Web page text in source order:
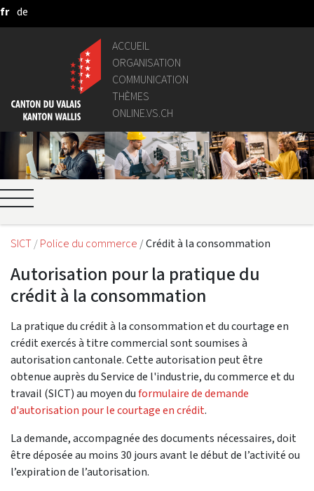
Saut au contenu principal
fr de
ACCUEIL
ORGANISATION
COMMUNICATION
THÈMES
ONLINE.VS.CH
SICT Police du commerce Crédit à la consommation
Autorisation pour la pratique du
crédit à la consommation
La pratique du crédit à la consommation et du courtage en
crédit exercés à titre commercial sont soumises à
autorisation cantonale. Cette autorisation peut être
obtenue auprès du Service de l'industrie, du commerce et du
travail (SICT) au moyen duformulaire de demande
d'autorisation pour le courtage en crédit.
La demande, accompagnée des documents nécessaires, doit
être déposée au moins 30 jours avant le début de l’activité ou
l’expiration de l’autorisation.